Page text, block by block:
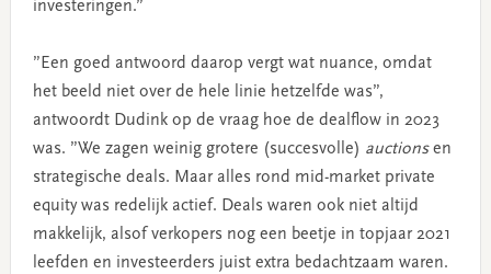
investeringen.”
”Een goed antwoord daarop vergt wat nuance, omdat
het beeld niet over de hele linie hetzelfde was”,
antwoordt Dudink op de vraag hoe de dealflow in 2023
was. ”We zagen weinig grotere (succesvolle) auctionsen
strategische deals. Maar alles rond mid-market private
equity was redelijk actief. Deals waren ook niet altijd
makkelijk, alsof verkopers nog een beetje in topjaar 2021
leefden en investeerders juist extra bedachtzaam waren.